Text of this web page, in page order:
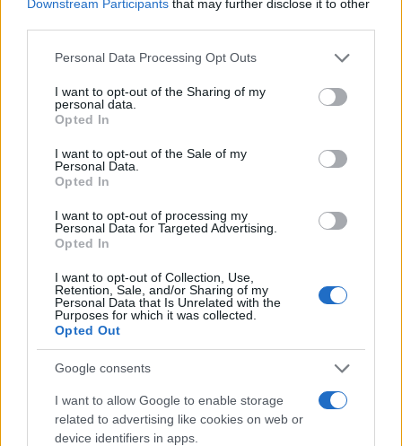
Downstream Participants that may further disclose it to other
Please note that this website/app uses one or more Google
not limited to your visit or usage behaviour. You may click to
grant or deny consent to Google and its third-party tags to
use your data for below specified purposes in below Google
consent section.
Personal Data Processing Opt Outs
I want to opt-out of the Sharing of my
personal data.
Opted In
I want to opt-out of the Sale of my
Personal Data.
Opted In
I want to opt-out of processing my
Personal Data for Targeted Advertising.
Opted In
I want to opt-out of Collection, Use,
Retention, Sale, and/or Sharing of my
Personal Data that Is Unrelated with the
Purposes for which it was collected.
Opted Out
Google consents
I want to allow Google to enable storage
related to advertising like cookies on web or
device identifiers in apps.
Continua a leggere
Don Antonio Mazzi: l’ultimo saluto a Milano tra
emozioni e canti
Marco Tessari · 3 Ago 2026